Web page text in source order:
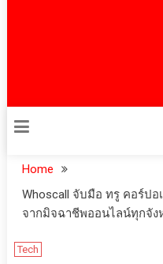
Home
Whoscall จับมือ ทรู คอร์ป
จากมิจฉาชีพออนไลน์ทุกจัง
Tech